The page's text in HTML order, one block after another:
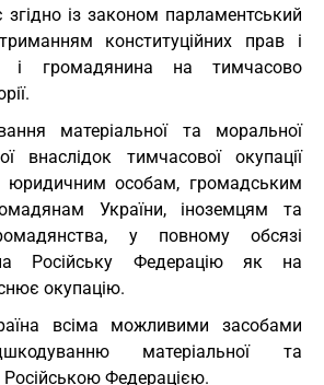
із законом парламентський
конституційних прав і
і громадянина на тимчасово
матеріальної та моральної
внаслідок тимчасової окупації
юридичним особам, громадським
України, іноземцям та
у повному обсязі
Російську Федерацію як на
окупацію.
всіма можливими засобами
матеріальної та
Федерацією.